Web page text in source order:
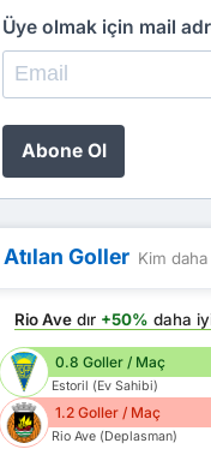
Üye olmak için mail
Abone Ol
Atılan Goller Kim
Rio Ave dır +50% daha
0.8 Goller / Maç
Estoril (Ev Sahibi)
1.2 Goller / Maç
Rio Ave (Deplasman)